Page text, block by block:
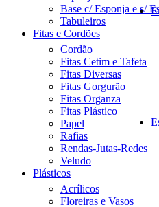
Base c/ Esponja e s/
Tabuleiros
Fitas e Cordões
Cordão
Fitas Cetim e Tafeta
Fitas Diversas
Fitas Gorgurão
Fitas Organza
Fitas Plástico
Papel
Rafias
Rendas-Jutas-Redes
Veludo
Plásticos
Acrílicos
Floreiras e Vasos